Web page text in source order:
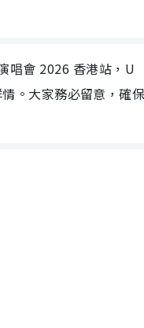
唱會 2026 香港站，U
。大家務必留意，確